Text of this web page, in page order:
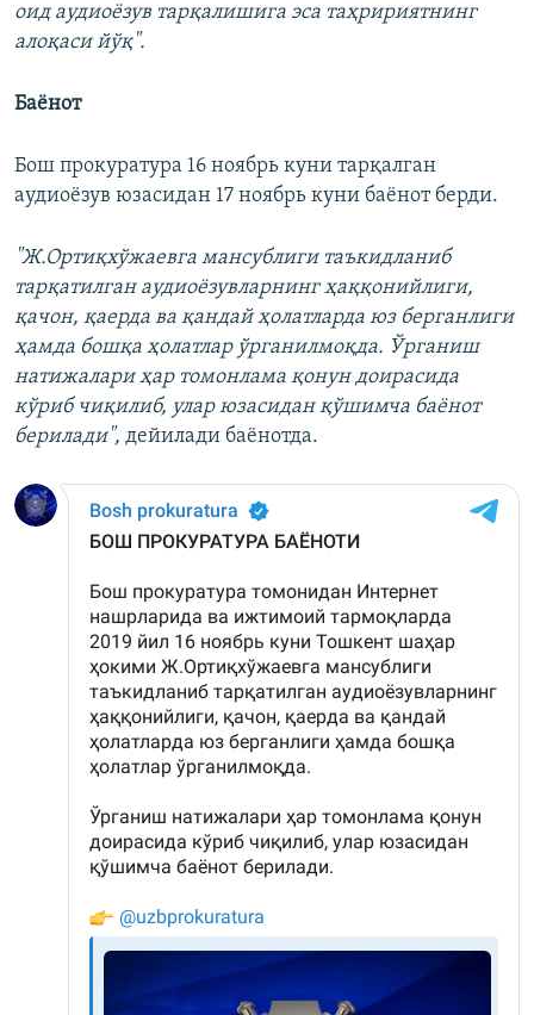
оид аудиоёзув тарқалишига эса таҳририятнинг
алоқаси йўқ".
Баёнот
Бош прокуратура 16 ноябрь куни тарқалган
аудиоёзув юзасидан 17 ноябрь куни баёнот берди.
"Ж.Ортиқхўжаевга мансублиги таъкидланиб
тарқатилган аудиоёзувларнинг ҳаққонийлиги,
қачон, қаерда ва қандай ҳолатларда юз берганлиги
ҳамда бошқа ҳолатлар ўрганилмоқда. Ўрганиш
натижалари ҳар томонлама қонун доирасида
кўриб чиқилиб, улар юзасидан қўшимча баёнот
берилади", дейилади баёнотда.